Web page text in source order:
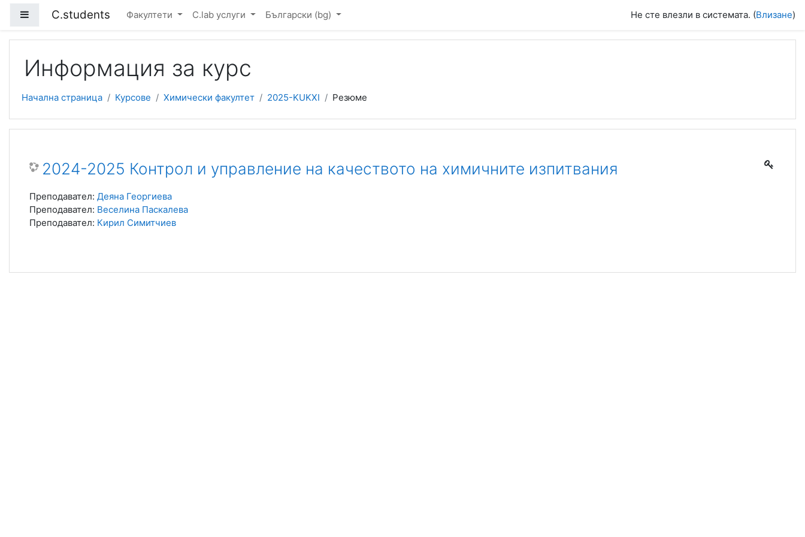
Страничен панел
C.students Факултети C.lab услуги Български ‎(bg)‎ Не сте влезли в системата. (Влизане)
Информация за курс
Начална страница Курсове Химически факултет 2025-KUKXI Резюме
2024-2025 Контрол и управление на качеството на химичните изпитвания
Преподавател: Деяна Георгиева
Преподавател: Веселина Паскалева
Преподавател: Кирил Симитчиев